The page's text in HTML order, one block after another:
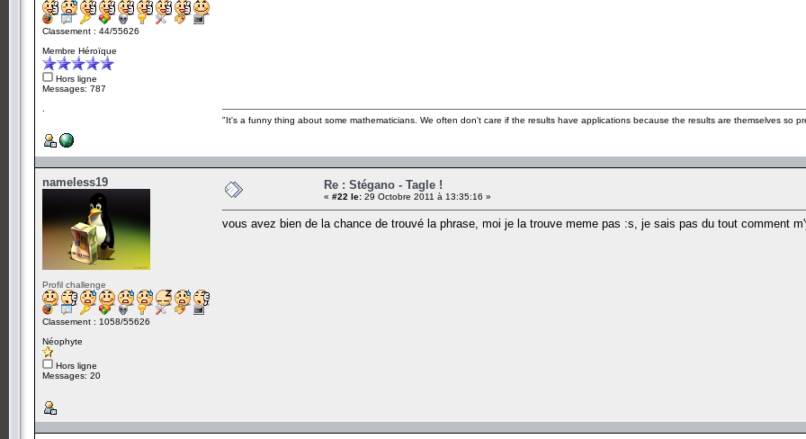
Classement : 44/55626
Membre Héroïque
Hors ligne
Messages: 787
"It's a funny thing about some mathematicians. We often don't care if the results have applications because the results are themselves so
nameless19
Profil challenge
Classement : 1058/55626
Néophyte
Hors ligne
Messages: 20
Re : Stégano - Tagle !
« #22 le: 29 Octobre 2011 à 13:35:16 »
vous avez bien de la chance de trouvé la phrase, moi je la trouve meme pas :s, je sais pas du tout comment